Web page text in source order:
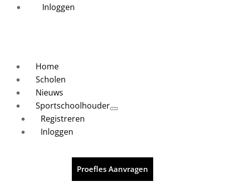
Inloggen
Home
Scholen
Nieuws
Sportschoolhouder
Registreren
Inloggen
Proefles Aanvragen